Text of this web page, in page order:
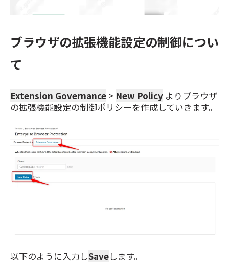
ブラウザの拡張機能設定の制御につい
て
Extension Governance > New Policy よりブラウザ
の拡張機能設定の制御ポリシーを作成していきます。
以下のように入力しSaveします。